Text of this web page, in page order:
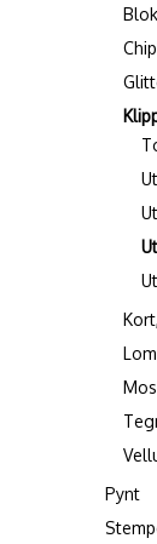
Pynt